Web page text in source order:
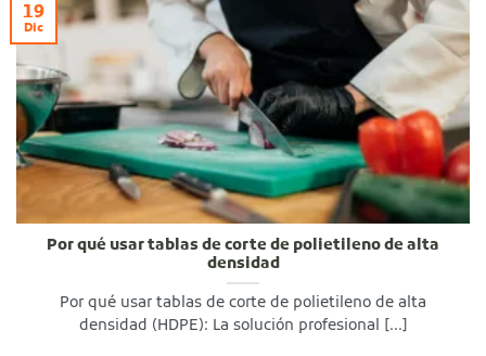
Por qué usar tablas de corte de polietileno de alta
densidad
Por qué usar tablas de corte de polietileno de alta
densidad (HDPE): La solución profesional [...]
19
Dic